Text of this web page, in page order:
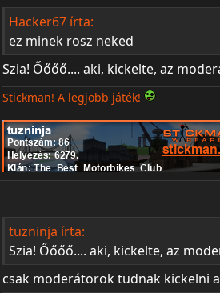
Hacker67 írta:
ez minek rosz neked
Szia! Őőőő.... aki, kickelte, az
Stickman! A legjobb játék!
tuzninja írta:
Szia! Őőőő.... aki, kickelte, az
csak moderátorok tudnak kickelni